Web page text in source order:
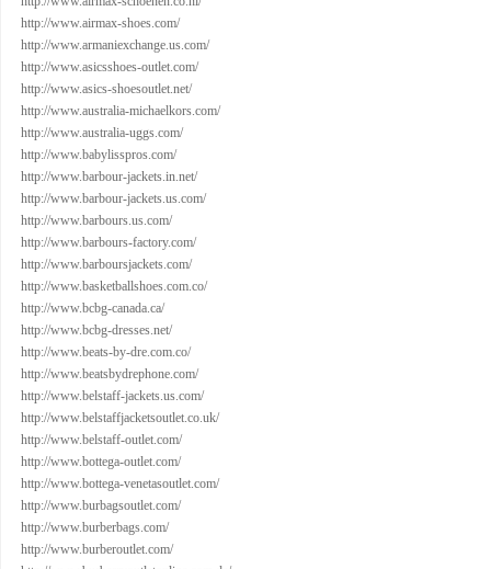
http://www.airmax-shoes.com/
http://www.armaniexchange.us.com/
http://www.asicsshoes-outlet.com/
http://www.asics-shoesoutlet.net/
http://www.australia-michaelkors.com/
http://www.australia-uggs.com/
http://www.babylisspros.com/
http://www.barbour-jackets.in.net/
http://www.barbour-jackets.us.com/
http://www.barbours.us.com/
http://www.barbours-factory.com/
http://www.barboursjackets.com/
http://www.basketballshoes.com.co/
http://www.bcbg-canada.ca/
http://www.bcbg-dresses.net/
http://www.beats-by-dre.com.co/
http://www.beatsbydrephone.com/
http://www.belstaff-jackets.us.com/
http://www.belstaffjacketsoutlet.co.uk/
http://www.belstaff-outlet.com/
http://www.bottega-outlet.com/
http://www.bottega-venetasoutlet.com/
http://www.burbagsoutlet.com/
http://www.burberbags.com/
http://www.burberoutlet.com/